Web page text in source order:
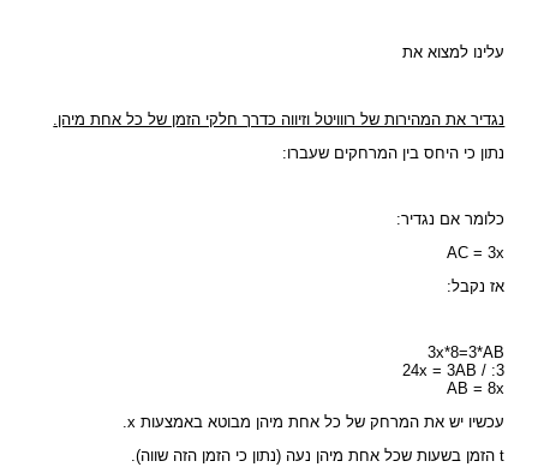
עלינו למצוא את
נגדיר את המהירות של רווויטל וזיווה כדרך חלקי הזמן של כל אחת מיהן.
נתון כי היחס בין המרחקים שעברו:
כלומר אם נגדיר:
AC = 3x
אז נקבל:
3x*8=3*AB
24x = 3AB / :3
AB = 8x
עכשיו יש את המרחק של כל אחת מיהן מבוטא באמצעות x.
t הזמן בשעות שכל אחת מיהן נעה (נתון כי הזמן הזה שווה).